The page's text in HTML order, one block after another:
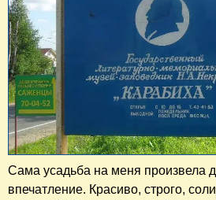
Сама усадьба на меня произвела
впечатление. Красиво, строго,